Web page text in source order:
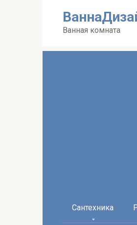
Ванная комната
Сантехника